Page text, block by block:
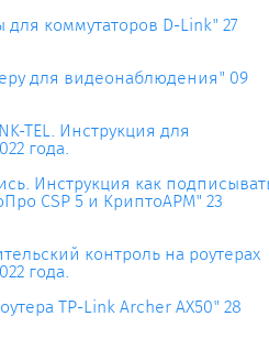
коммутаторов D-Link" 27
для видеонаблюдения" 09
TEL. Инструкция для
года.
Инструкция как
CSP 5 и КриптоАРМ" 23
контроль на роутерах
года.
TP-Link Archer AX50" 28